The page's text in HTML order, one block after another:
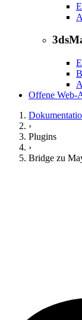
Offene Web-
›
Plugins
›
Bridge zu